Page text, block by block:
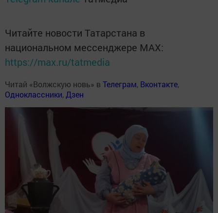
Читайте новости Татарстана в
национальном мессенджере MАХ:
https://max.ru/tatmedia
Читай «Волжскую новь» в Телеграм, Вконтакте,
Одноклассники, Дзен